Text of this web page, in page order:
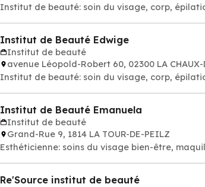
Institut de beauté: soin du visage, corp,
Institut de Beauté Edwige
Institut de beauté
avenue Léopold-Robert 60, 02300 LA CHAUX-
Institut de beauté: soin du visage, corp,
Institut de Beauté Emanuela
Institut de beauté
Grand-Rue 9, 1814 LA TOUR-DE-PEILZ
Esthéticienne: soins du visage bien-
Re'Source institut de beauté